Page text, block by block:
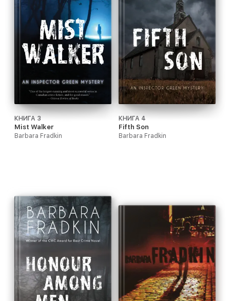
КНИГА 3
Mist Walker
Barbara Fradkin
КНИГА 4
Fifth Son
Barbara Fradkin